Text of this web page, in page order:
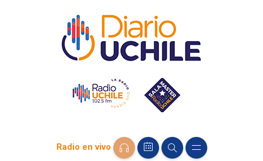
Radio en vivo